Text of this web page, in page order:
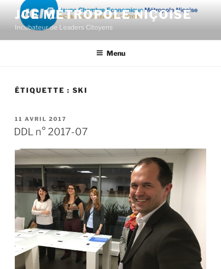
contenu
principal
JCE MÉTROPOLE NIÇOISE
Incubateur de Leaders Citoyens
Menu
ÉTIQUETTE : SKI
PUBLIÉ
LE
11 AVRIL 2017
DDL n° 2017-07